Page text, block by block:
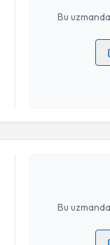
Bu
Kişisel
Bu